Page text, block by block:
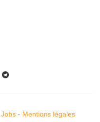
Jobs- Mentions légales